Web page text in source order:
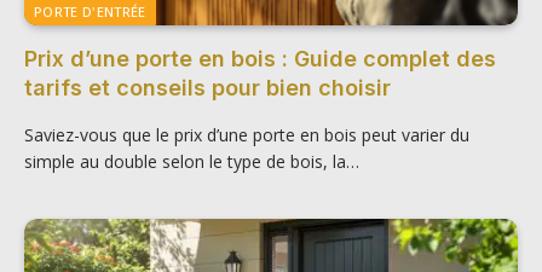
PORTE D'ENTRÉE
Prix d’une porte en bois : Guide complet des
tarifs et conseils pour bien choisir
Saviez-vous que le prix d’une porte en bois peut varier du
simple au double selon le type de bois, la…